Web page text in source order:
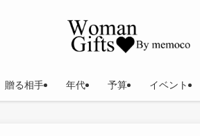
贈る相手 年代 予算 イベント